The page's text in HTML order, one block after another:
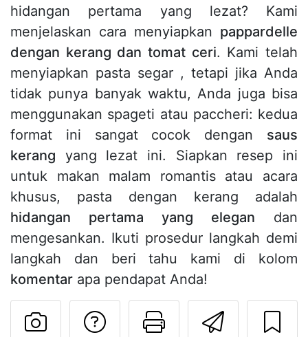
hidangan pertama yang lezat? Kami
menjelaskan cara menyiapkan pappardelle
dengan kerang dan tomat ceri. Kami telah
menyiapkan pasta segar , tetapi jika Anda
tidak punya banyak waktu, Anda juga bisa
menggunakan spageti atau paccheri: kedua
format ini sangat cocok dengan saus
kerang yang lezat ini. Siapkan resep ini
untuk makan malam romantis atau acara
khusus, pasta dengan kerang adalah
hidangan pertama yang elegan dan
mengesankan. Ikuti prosedur langkah demi
langkah dan beri tahu kami di kolom
komentar apa pendapat Anda!
Kirim
Cetak
Mengajukan